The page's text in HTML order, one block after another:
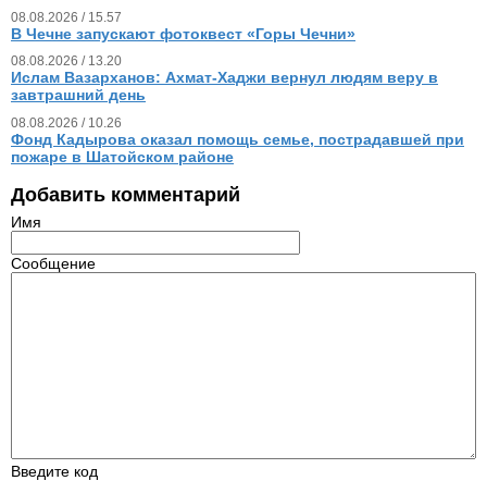
08.08.2026 / 15.57
В Чечне запускают фотоквест «Горы Чечни»
08.08.2026 / 13.20
Ислам Вазарханов: Ахмат-Хаджи вернул людям веру в
завтрашний день
08.08.2026 / 10.26
Фонд Кадырова оказал помощь семье, пострадавшей при
пожаре в Шатойском районе
Добавить комментарий
Имя
Сообщение
Введите код